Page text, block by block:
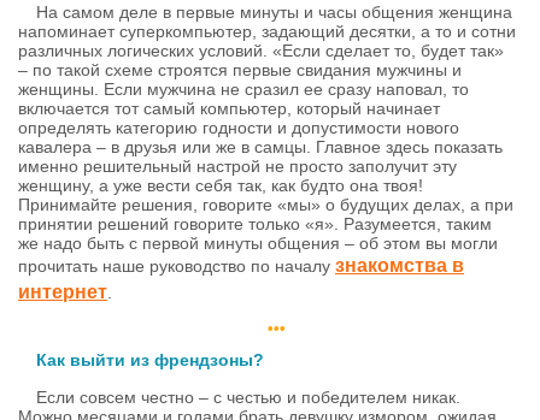
На самом деле в первые минуты и часы общения женщина
напоминает суперкомпьютер, задающий десятки, а то и сотни
различных логических условий. «Если сделает то, будет так»
– по такой схеме строятся первые свидания мужчины и
женщины. Если мужчина не сразил ее сразу наповал, то
включается тот самый компьютер, который начинает
определять категорию годности и допустимости нового
кавалера – в друзья или же в самцы. Главное здесь показать
именно решительный настрой не просто заполучит эту
женщину, а уже вести себя так, как будто она твоя!
Принимайте решения, говорите «мы» о будущих делах, а при
принятии решений говорите только «я». Разумеется, таким
же надо быть с первой минуты общения – об этом вы могли
прочитать наше руководство по началу знакомства в
интернет
•••
Как выйти из френдзоны?
Если совсем честно – с честью и победителем никак.